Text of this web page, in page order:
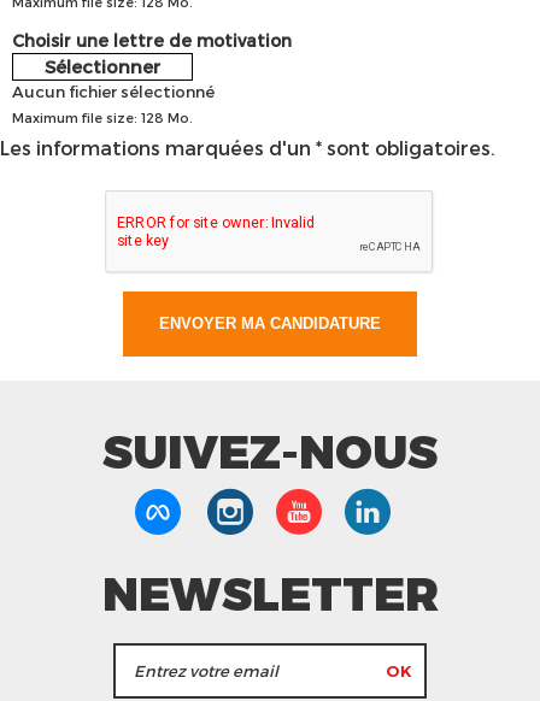
Choisir une lettre de motivation
Sélectionner
Aucun fichier sélectionné
Maximum file size: 128 Mo.
Les informations marquées d'un * sont obligatoires.
SUIVEZ-NOUS
NEWSLETTER